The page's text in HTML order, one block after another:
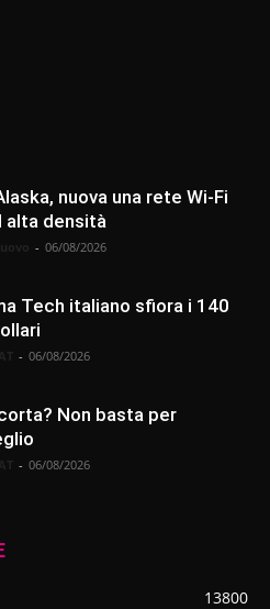
nuova una rete Wi-Fi
alta densità
- 06/08/2026
Tech italiano sfiora i 140
- 06/08/2026
Non basta per
- 06/08/2026
13800